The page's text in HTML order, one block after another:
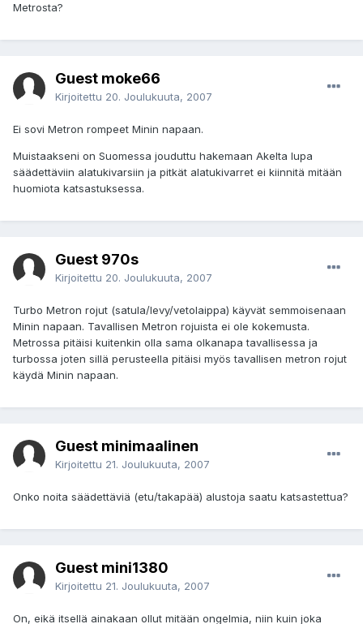
Metrosta?
Guest moke66
Kirjoitettu 20. Joulukuuta, 2007
Ei sovi Metron rompeet Minin napaan.
Muistaakseni on Suomessa jouduttu hakemaan Akelta lupa
säädettäviin alatukivarsiin ja pitkät alatukivarret ei kiinnitä mitään
huomiota katsastuksessa.
Guest 970s
Kirjoitettu 20. Joulukuuta, 2007
Turbo Metron rojut (satula/levy/vetolaippa) käyvät semmoisenaan
Minin napaan. Tavallisen Metron rojuista ei ole kokemusta.
Metrossa pitäisi kuitenkin olla sama olkanapa tavallisessa ja
turbossa joten sillä perusteella pitäisi myös tavallisen metron rojut
käydä Minin napaan.
Guest minimaalinen
Kirjoitettu 21. Joulukuuta, 2007
Onko noita säädettäviä (etu/takapää) alustoja saatu katsastettua?
Guest mini1380
Kirjoitettu 21. Joulukuuta, 2007
On, eikä itsellä ainakaan ollut mitään ongelmia, niin kuin joka